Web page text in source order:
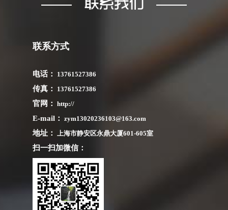
联系方式
电话： 13761527386
传真： 13761527386
官网： http://
E-mail： zym13020236103@163.com
地址： 上海市静安区永鼎大厦601-605室
扫一扫加微信：